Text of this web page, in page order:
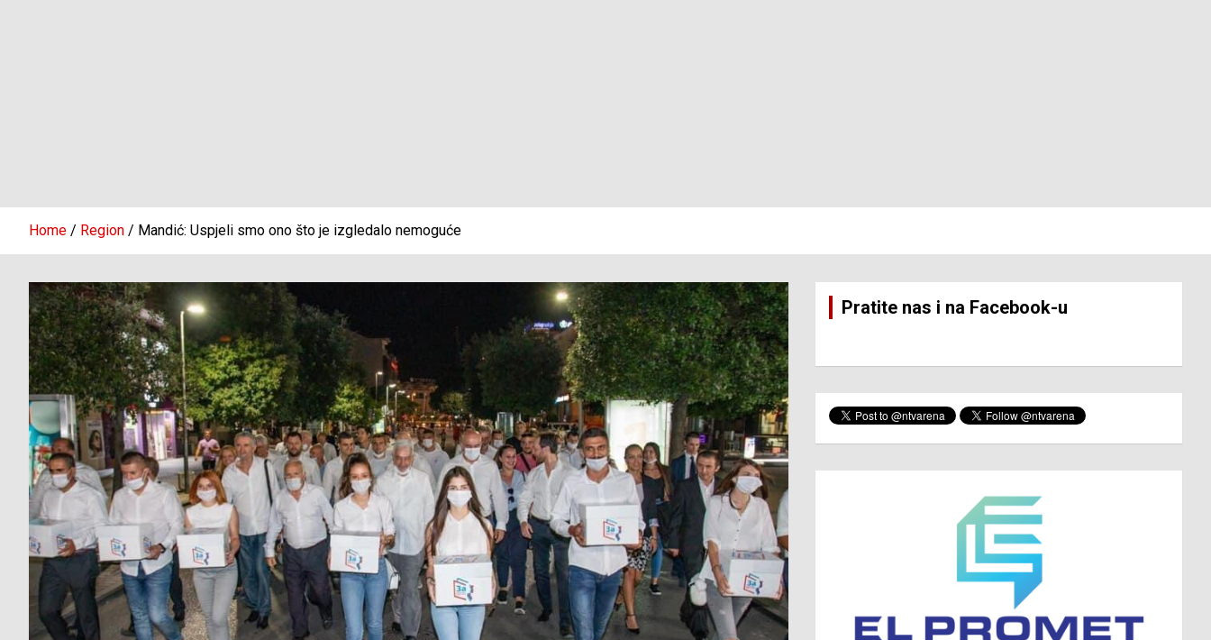
Home Region Mandić: Uspjeli smo ono što je izgledalo nemoguće
Pratite nas i na Facebook-u